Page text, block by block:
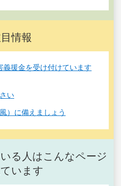
情報
義援金を受け付けています
い
）に備えましょう
る人はこんなページ
います